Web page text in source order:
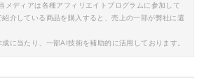
メディアは各種アフィリエイトプログラムに参加して
介している商品を購入すると、売上の一部が弊社に還
に当たり、一部AI技術を補助的に活用しております。